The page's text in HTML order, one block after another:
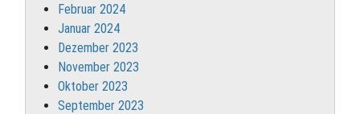
Februar 2024
Januar 2024
Dezember 2023
November 2023
Oktober 2023
September 2023